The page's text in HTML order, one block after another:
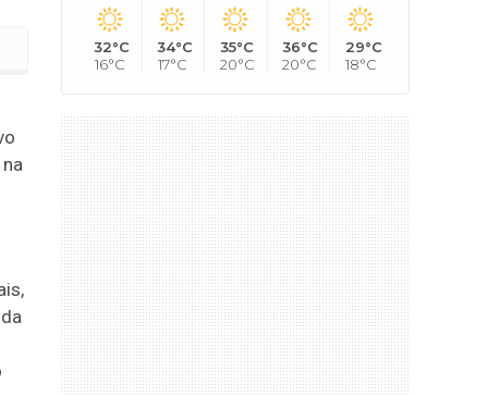
,
32°C
16°C
34°C
17°C
35°C
20°C
36°C
20°C
29°C
18°C